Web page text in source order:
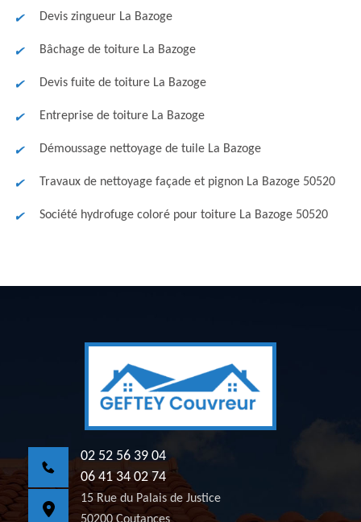
Devis zingueur La Bazoge
Bâchage de toiture La Bazoge
Devis fuite de toiture La Bazoge
Entreprise de toiture La Bazoge
Démoussage nettoyage de tuile La Bazoge
Travaux de nettoyage façade et pignon La Bazoge 50520
Société hydrofuge coloré pour toiture La Bazoge 50520
02 52 56 39 04
06 41 34 02 74
15 Rue du Palais de Justice